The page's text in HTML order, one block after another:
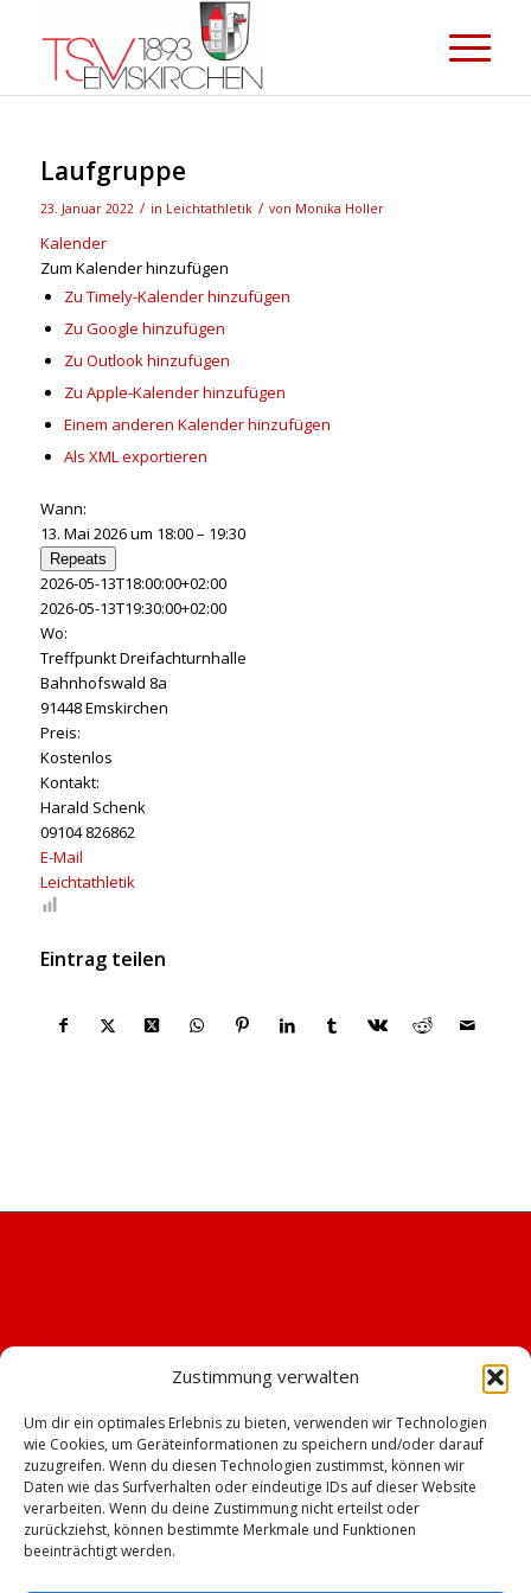
Zustimmung verwalten
Um dir ein optimales Erlebnis zu bieten, verwenden wir Technologien
wie Cookies, um Geräteinformationen zu speichern und/oder darauf
zuzugreifen. Wenn du diesen Technologien zustimmst, können wir
Daten wie das Surfverhalten oder eindeutige IDs auf dieser Website
verarbeiten. Wenn du deine Zustimmung nicht erteilst oder
zurückziehst, können bestimmte Merkmale und Funktionen
beeinträchtigt werden.
Laufgruppe
23. Januar 2022 / in Leichtathletik / von Monika Holler
Kalender
Zum Kalender hinzufügen
Zu Timely-Kalender hinzufügen
Zu Google hinzufügen
Zu Outlook hinzufügen
Zu Apple-Kalender hinzufügen
Einem anderen Kalender hinzufügen
Als XML exportieren
Wann:
13. Mai 2026 um 18:00 – 19:30
Repeats
2026-05-13T18:00:00+02:00
2026-05-13T19:30:00+02:00
Wo:
Treffpunkt Dreifachturnhalle
Bahnhofswald 8a
91448 Emskirchen
Preis:
Kostenlos
Kontakt:
Harald Schenk
09104 826862
E-Mail
Leichtathletik
Eintrag teilen